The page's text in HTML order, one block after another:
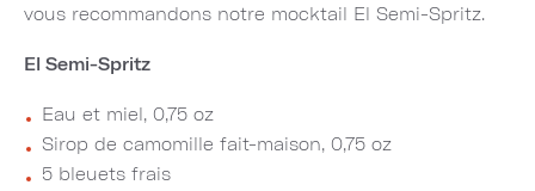
vous recommandons notre mocktail El Semi-Spritz.
El Semi-Spritz
Eau et miel, 0,75 oz
Sirop de camomille fait-maison, 0,75 oz
5 bleuets frais